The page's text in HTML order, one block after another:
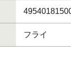
フライ